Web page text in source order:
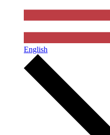
English